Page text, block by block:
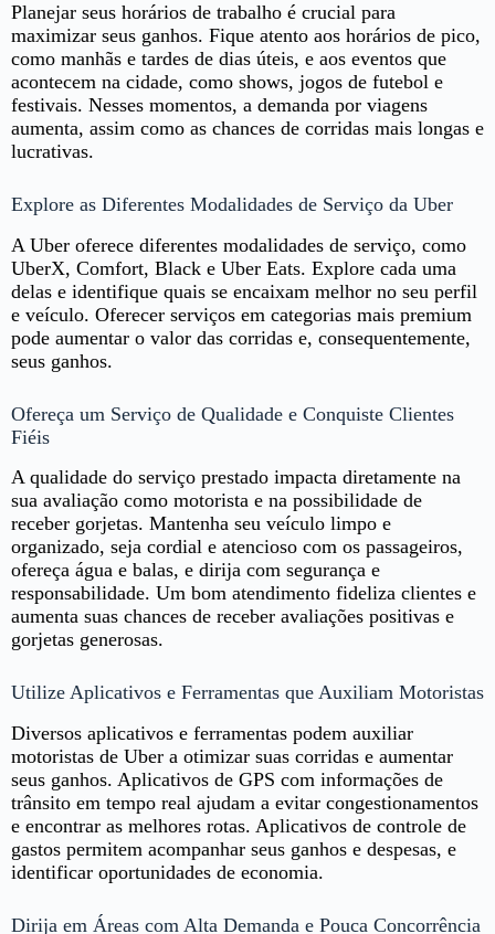
Planejar seus horários de trabalho é crucial para
maximizar seus ganhos. Fique atento aos horários de pico,
como manhãs e tardes de dias úteis, e aos eventos que
acontecem na cidade, como shows, jogos de futebol e
festivais. Nesses momentos, a demanda por viagens
aumenta, assim como as chances de corridas mais longas e
lucrativas.
Explore as Diferentes Modalidades de Serviço da Uber
A Uber oferece diferentes modalidades de serviço, como
UberX, Comfort, Black e Uber Eats. Explore cada uma
delas e identifique quais se encaixam melhor no seu perfil
e veículo. Oferecer serviços em categorias mais premium
pode aumentar o valor das corridas e, consequentemente,
seus ganhos.
Ofereça um Serviço de Qualidade e Conquiste Clientes
Fiéis
A qualidade do serviço prestado impacta diretamente na
sua avaliação como motorista e na possibilidade de
receber gorjetas. Mantenha seu veículo limpo e
organizado, seja cordial e atencioso com os passageiros,
ofereça água e balas, e dirija com segurança e
responsabilidade. Um bom atendimento fideliza clientes e
aumenta suas chances de receber avaliações positivas e
gorjetas generosas.
Utilize Aplicativos e Ferramentas que Auxiliam Motoristas
Diversos aplicativos e ferramentas podem auxiliar
motoristas de Uber a otimizar suas corridas e aumentar
seus ganhos. Aplicativos de GPS com informações de
trânsito em tempo real ajudam a evitar congestionamentos
e encontrar as melhores rotas. Aplicativos de controle de
gastos permitem acompanhar seus ganhos e despesas, e
identificar oportunidades de economia.
Dirija em Áreas com Alta Demanda e Pouca Concorrência